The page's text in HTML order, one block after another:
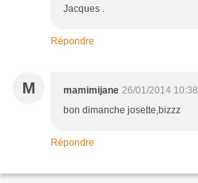
Jacques .
Répondre
M mamimijane 26/01/2014 10:38
bon dimanche josette,bizzz
Répondre